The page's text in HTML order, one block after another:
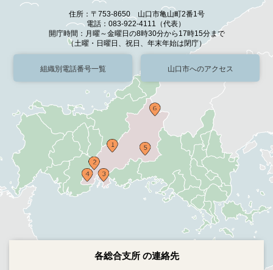
住所：〒753-8650 山口市亀山町2番1号
電話：083-922-4111（代表）
開庁時間：月曜～金曜日の8時30分から17時15分まで
（土曜・日曜日、祝日、年末年始は閉庁）
組織別電話番号一覧 山口市へのアクセス
各総合支所 の連絡先